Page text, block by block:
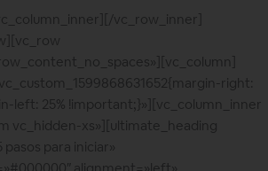
vc_row_inner]
right:
left: 25% !important;}»][vc_column_inner
vc_hidden-xs»][ultimate_heading
para iniciar»
alignment=»left»